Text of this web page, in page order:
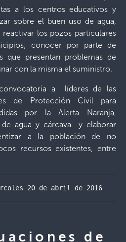
a los centros educativos y
sobre el buen uso de agua,
los pozos particulares
conocer por parte de
que presentan problemas de
con la misma el suministro.
a líderes de las
de Protección Civil para
por la Alerta Naranja,
de agua y cárcava y elaborar
a la población de no
recursos existentes, entre
20 de abril de 2016
de